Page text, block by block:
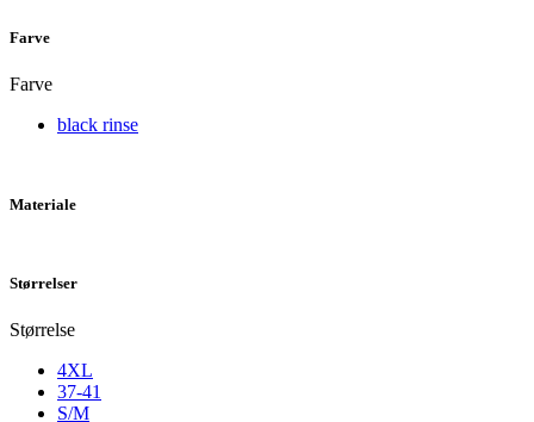
Farve
Farve
black rinse
Materiale
Størrelser
Størrelse
4XL
37-41
S/M